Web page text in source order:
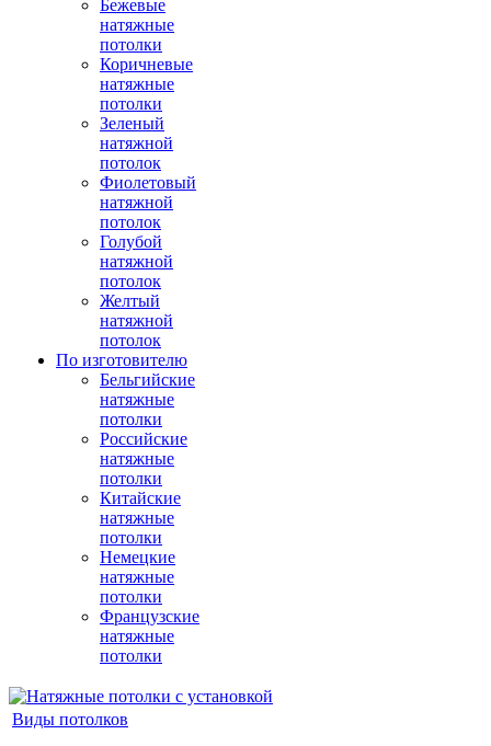
Бежевые
натяжные
потолки
Коричневые
натяжные
потолки
Зеленый
натяжной
потолок
Фиолетовый
натяжной
потолок
Голубой
натяжной
потолок
Желтый
натяжной
потолок
По изготовителю
Бельгийские
натяжные
потолки
Российские
натяжные
потолки
Китайские
натяжные
потолки
Немецкие
натяжные
потолки
Французские
натяжные
потолки
Виды потолков